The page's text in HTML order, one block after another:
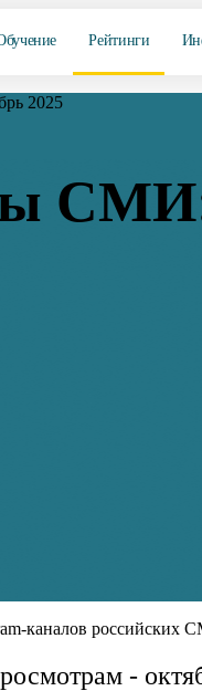
Рейтинги
2025
каналов российских
-